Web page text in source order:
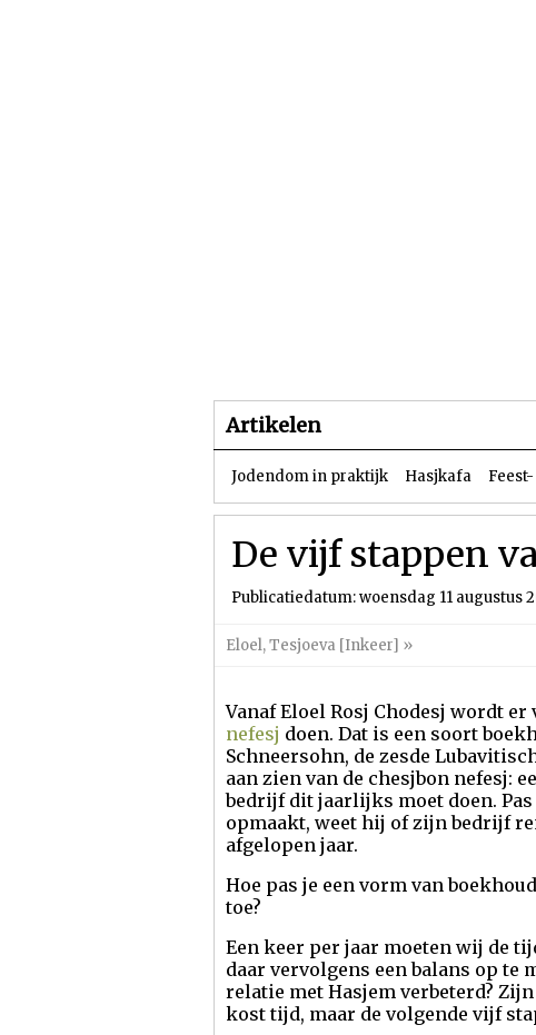
Artikelen
Jodendom in praktijk Hasjkafa
De vijf stappen
Publicatiedatum: woensdag 11 augustus
Eloel,Tesjoeva [Inkeer] »
Vanaf Eloel Rosj Chodesj wordt
nefesj doen. Dat is een soort
Schneersohn, de zesde
aan zien van de chesjbon nefesj:
bedrijf dit jaarlijks moet doen.
opmaakt, weet hij of zijn bedrijf
afgelopen jaar.
Hoe pas je een vorm van
toe?
Een keer per jaar moeten wij de
daar vervolgens een balans op te
relatie met Hasjem verbeterd?
kost tijd, maar de volgende vijf